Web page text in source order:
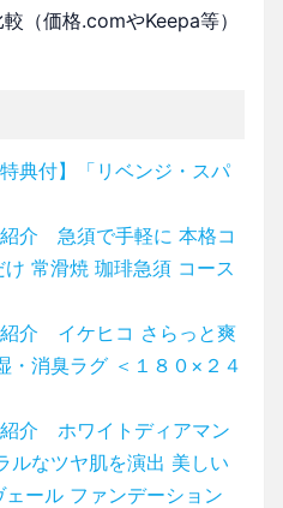
（価格.comやKeepa等）
典付】「リベンジ・スパ
介 急須で手軽に 本格コ
常滑焼 珈琲急須 コース
介 イケヒコ さらっと爽
・消臭ラグ ＜１８０×２４
介 ホワイトディアマン
ルなツヤ肌を演出 美しい
ール ファンデーション